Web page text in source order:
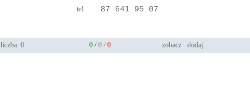
tel. 87 641 95 07
liczba: 0 0 /0 / 0 zobacz dodaj